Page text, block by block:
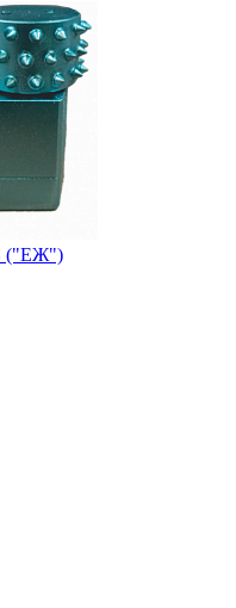
("ЕЖ")